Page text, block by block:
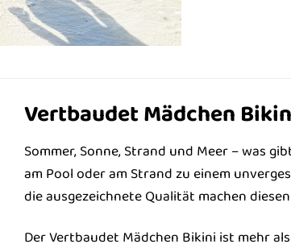
Vertbaudet Mädchen
Sommer, Sonne, Strand und Meer – was
am Pool oder am Strand zu einem
die ausgezeichnete Qualität machen
Der Vertbaudet Mädchen Bikini ist mehr